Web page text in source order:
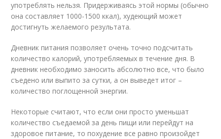
употреблять нельзя. Придерживаясь этой нормы (обычно
она составляет 1000-1500 ккал), худеющий может
достигнуть желаемого результата.
Дневник питания позволяет очень точно подсчитать
количество калорий, употребляемых в течение дня. В
дневник необходимо заносить абсолютно все, что было
съедено или выпито за сутки, а он выведет итог –
количество поглощенной энергии.
Некоторые считают, что если они просто уменьшат
количество съедаемой за день пищи или перейдут на
здоровое питание, то похудение все равно произойдет